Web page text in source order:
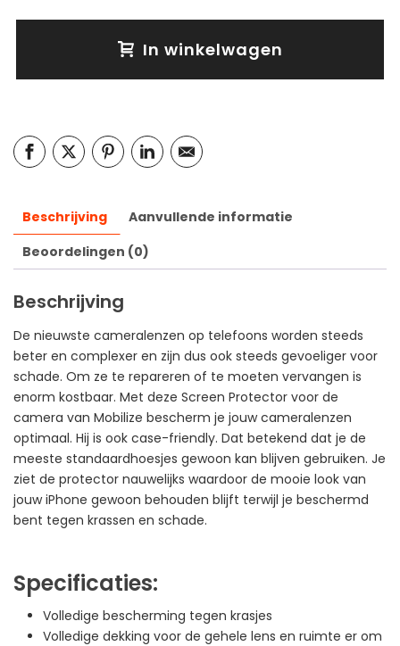
In winkelwagen
Beschrijving
Aanvullende informatie
Beoordelingen (0)
Beschrijving
De nieuwste cameralenzen op telefoons worden steeds
beter en complexer en zijn dus ook steeds gevoeliger voor
schade. Om ze te repareren of te moeten vervangen is
enorm kostbaar. Met deze Screen Protector voor de
camera van Mobilize bescherm je jouw cameralenzen
optimaal. Hij is ook case-friendly. Dat betekend dat je de
meeste standaardhoesjes gewoon kan blijven gebruiken. Je
ziet de protector nauwelijks waardoor de mooie look van
jouw iPhone gewoon behouden blijft terwijl je beschermd
bent tegen krassen en schade.
Specificaties:
Volledige bescherming tegen krasjes
Volledige dekking voor de gehele lens en ruimte er om